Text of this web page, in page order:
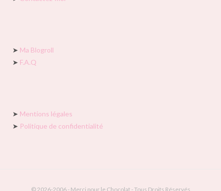
➤ Ma Blogroll
➤ F.A.Q
➤ Mentions légales
➤ Politique de confidentialité
© 2026-2006 - Merci pour le Chocolat - Tous Droits Réservés